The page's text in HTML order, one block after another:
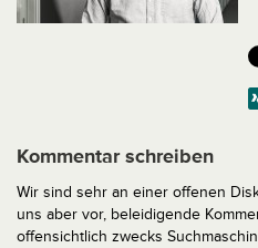
Kommentar schreiben
Wir sind sehr an einer offenen
uns aber vor, beleidigende
offensichtlich zwecks